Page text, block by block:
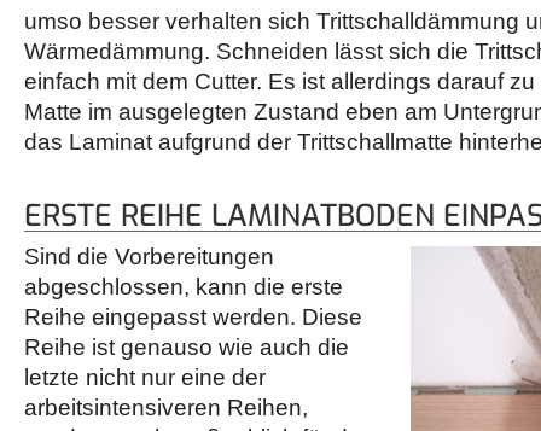
umso besser verhalten sich Trittschalldämmung
Wärmedämmung. Schneiden lässt sich die
einfach mit dem Cutter. Es ist allerdings darauf
Matte im ausgelegten Zustand eben am
das Laminat aufgrund der Trittschallmatte
ERSTE REIHE LAMINATBODEN
Sind die Vorbereitungen
abgeschlossen, kann die erste
Reihe eingepasst werden. Diese
Reihe ist genauso wie auch die
letzte nicht nur eine der
arbeitsintensiveren Reihen,